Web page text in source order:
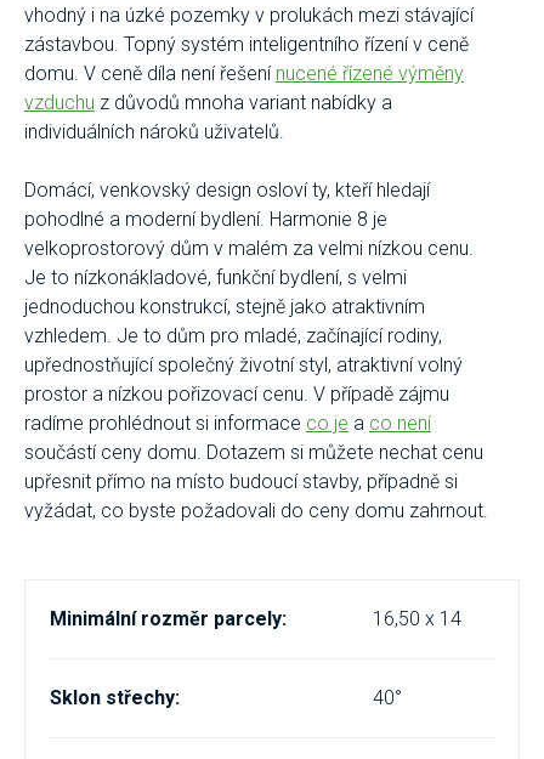
vhodný i na úzké pozemky v prolukách mezi stávající
zástavbou. Topný systém inteligentního řízení v ceně
domu. V ceně díla není řešení nucené řízené výměny
vzduchu z důvodů mnoha variant nabídky a
individuálních nároků uživatelů.
Domácí, venkovský design osloví ty, kteří hledají
pohodlné a moderní bydlení. Harmonie 8 je
velkoprostorový dům v malém za velmi nízkou cenu.
Je to nízkonákladové, funkční bydlení, s velmi
jednoduchou konstrukcí, stejně jako atraktivním
vzhledem. Je to dům pro mladé, začínající rodiny,
upřednostňující společný životní styl, atraktivní volný
prostor a nízkou pořizovací cenu. V případě zájmu
radíme prohlédnout si informace co je a co není
součástí ceny domu. Dotazem si můžete nechat cenu
upřesnit přímo na místo budoucí stavby, případně si
vyžádat, co byste požadovali do ceny domu zahrnout.
Minimální rozměr parcely: 16,50 x 14
Sklon střechy: 40°